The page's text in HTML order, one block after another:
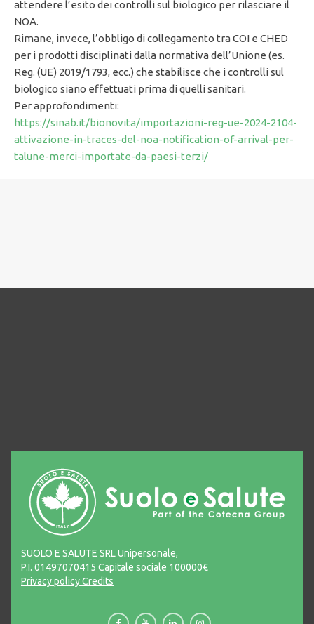
attendere l’esito dei controlli sul biologico per rilasciare il
NOA.
Rimane, invece, l’obbligo di collegamento tra COI e CHED
per i prodotti disciplinati dalla normativa dell’Unione (es.
Reg. (UE) 2019/1793, ecc.) che stabilisce che i controlli sul
biologico siano effettuati prima di quelli sanitari.
Per approfondimenti:
https://sinab.it/bionovita/importazioni-reg-ue-2024-2104-
attivazione-in-traces-del-noa-notification-of-arrival-per-
talune-merci-importate-da-paesi-terzi/
SUOLO E SALUTE SRL Unipersonale,
P.I. 01497070415 Capitale sociale 100000€
Privacy policyCredits